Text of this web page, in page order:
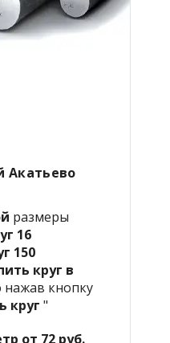
Акатьево
размеры
16
150
круг в
нажав кнопку
круг "
от 72 руб.